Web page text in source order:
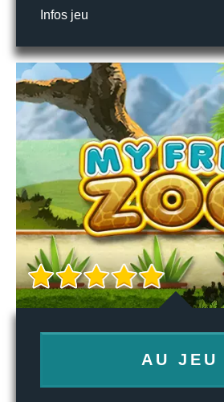
Infos jeu
AU JEU